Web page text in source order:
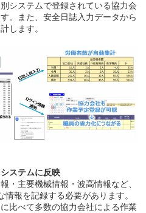
システムで登録されている協力会
。また、安全日誌入力データから
します。
ステムに反映
・主要機械情報・波高情報など、
報を記録する必要があります。
比べて多数の協力会社による作業